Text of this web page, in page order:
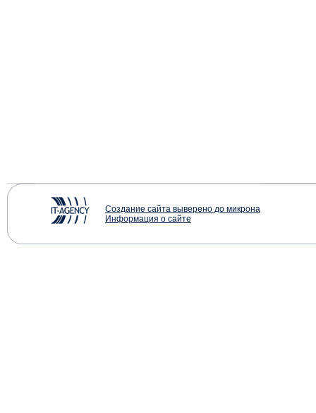
Создание сайта выверено до микрона
Информация о сайте